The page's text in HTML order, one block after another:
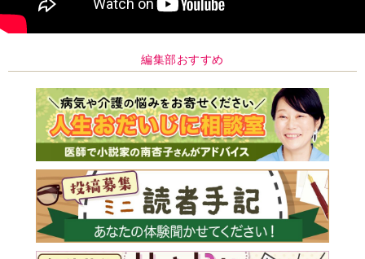
編集部おすすめ